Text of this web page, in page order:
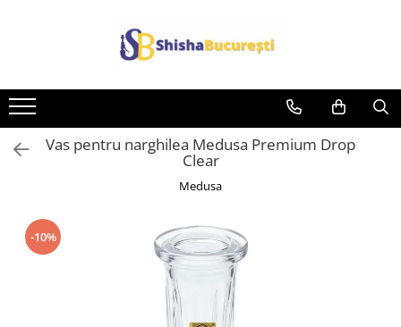
Vas pentru narghilea Medusa Premium Drop
Clear
Medusa
-10%